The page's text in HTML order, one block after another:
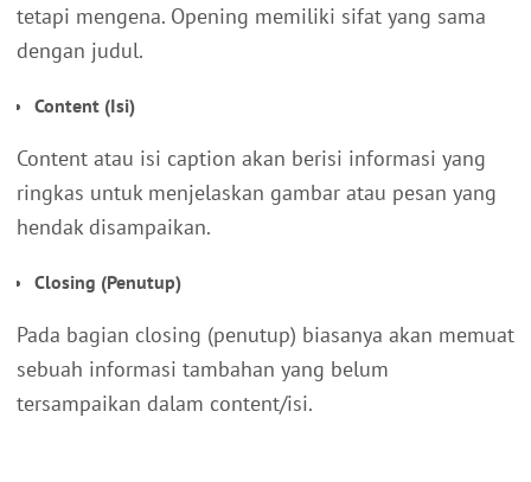
tetapi mengena. Opening memiliki sifat yang sama
dengan judul.
Content (Isi)
Content atau isi caption akan berisi informasi yang
ringkas untuk menjelaskan gambar atau pesan yang
hendak disampaikan.
Closing (Penutup)
Pada bagian closing (penutup) biasanya akan memuat
sebuah informasi tambahan yang belum
tersampaikan dalam content/isi.